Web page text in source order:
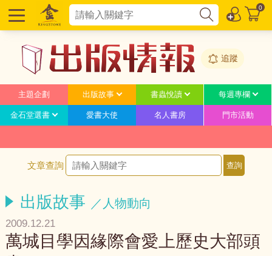
0
追蹤
主題企劃 出版故事 書蟲悅讀 每週專欄
金石堂選書 愛書大使 名人書房 門市活動
文章查詢
出版故事 ／人物動向
2009.12.21
萬城目學因緣際會愛上歷史大部頭